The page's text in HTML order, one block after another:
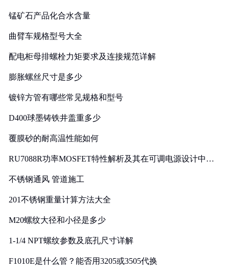
锰矿石产品化合水含量
曲臂车规格型号大全
配电柜母排螺栓力矩要求及连接规范详解
膨胀螺丝尺寸是多少
镀锌方管有哪些常见规格和型号
D400球墨铸铁井盖重多少
覆膜砂的耐高温性能如何
RU7088R功率MOSFET特性解析及其在可调电源设计中的
不锈钢通风 管道施工
201不锈钢重量计算方法大全
M20螺纹大径和小径是多少
1-1/4 NPT螺纹参数及底孔尺寸详解
F1010E是什么管？能否用3205或3505代换